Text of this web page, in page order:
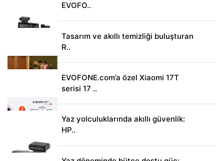
EVOFO..
Tasarım ve akıllı temizliği buluşturan
R..
EVOFONE.com’a özel Xiaomi 17T
serisi 17 ..
Yaz yolculuklarında akıllı güvenlik:
HP..